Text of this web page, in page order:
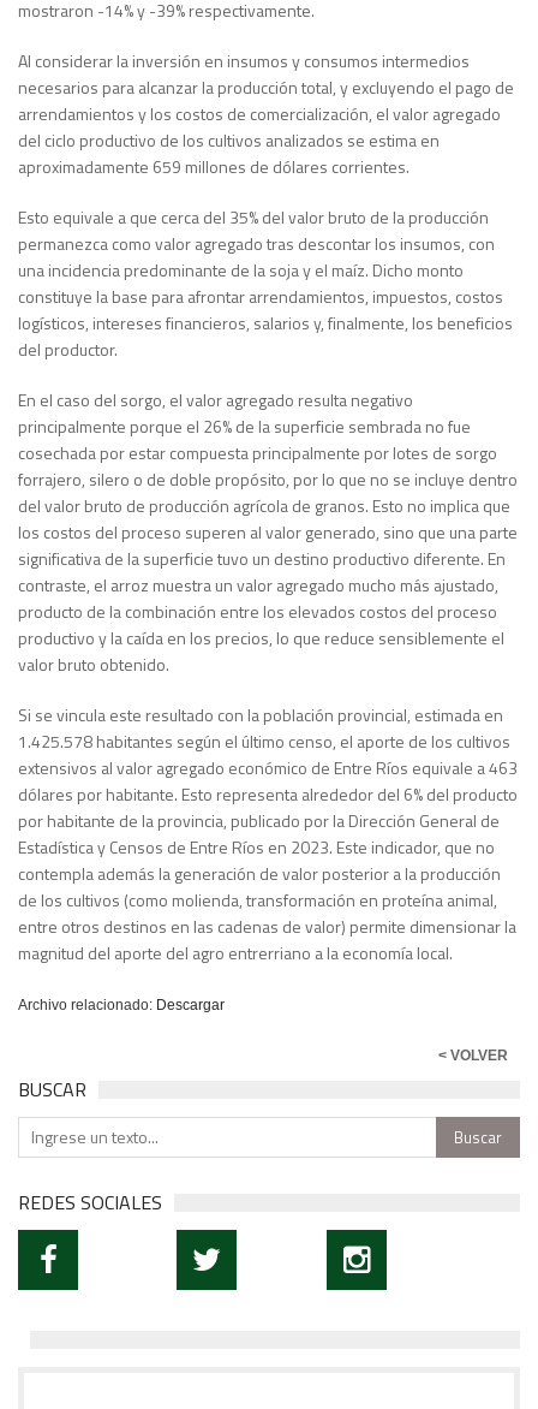
mostraron -14% y -39% respectivamente.
Al considerar la inversión en insumos y consumos intermedios
necesarios para alcanzar la producción total, y excluyendo el pago de
arrendamientos y los costos de comercialización, el valor agregado
del ciclo productivo de los cultivos analizados se estima en
aproximadamente 659 millones de dólares corrientes.
Esto equivale a que cerca del 35% del valor bruto de la producción
permanezca como valor agregado tras descontar los insumos, con
una incidencia predominante de la soja y el maíz. Dicho monto
constituye la base para afrontar arrendamientos, impuestos, costos
logísticos, intereses financieros, salarios y, finalmente, los beneficios
del productor.
En el caso del sorgo, el valor agregado resulta negativo
principalmente porque el 26% de la superficie sembrada no fue
cosechada por estar compuesta principalmente por lotes de sorgo
forrajero, silero o de doble propósito, por lo que no se incluye dentro
del valor bruto de producción agrícola de granos. Esto no implica que
los costos del proceso superen al valor generado, sino que una parte
significativa de la superficie tuvo un destino productivo diferente. En
contraste, el arroz muestra un valor agregado mucho más ajustado,
producto de la combinación entre los elevados costos del proceso
productivo y la caída en los precios, lo que reduce sensiblemente el
valor bruto obtenido.
Si se vincula este resultado con la población provincial, estimada en
1.425.578 habitantes según el último censo, el aporte de los cultivos
extensivos al valor agregado económico de Entre Ríos equivale a 463
dólares por habitante. Esto representa alrededor del 6% del producto
por habitante de la provincia, publicado por la Dirección General de
Estadística y Censos de Entre Ríos en 2023. Este indicador, que no
contempla además la generación de valor posterior a la producción
de los cultivos (como molienda, transformación en proteína animal,
entre otros destinos en las cadenas de valor) permite dimensionar la
magnitud del aporte del agro entrerriano a la economía local.
Archivo relacionado: Descargar
< VOLVER
BUSCAR
REDES SOCIALES